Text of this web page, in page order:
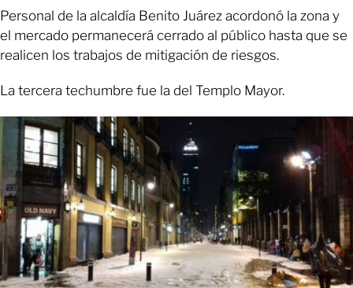
Personal de la alcaldía Benito Juárez acordonó la zona y
el mercado permanecerá cerrado al público hasta que se
realicen los trabajos de mitigación de riesgos.
La tercera techumbre fue la del Templo Mayor.